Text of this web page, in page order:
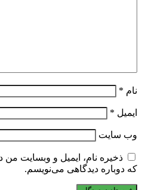
نام *
ایمیل *
وب‌ سایت
ذخیره نام، ایمیل و وبسایت من
که دوباره دیدگاهی می‌نویسم.